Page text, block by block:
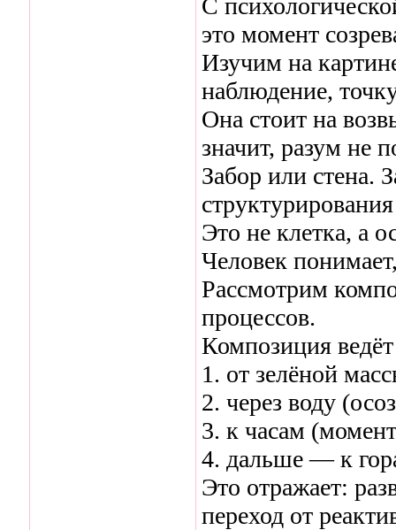
С
это момент
Изучим на
наблюдение,
Она стоит на
значит, разум не
Забор или стена.
Это не клетка, а
Человек
Рассмотрим
процессов.
Композиция ведёт
1. от зелёной
2. через воду
3. к часам
4. дальше — к
Это отражает:
переход от